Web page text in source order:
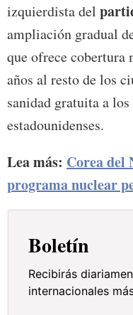
izquierdista del
ampliación gradual
que ofrece cobertura
años al resto de los
sanidad gratuita a
estadounidenses.
Lea más: Corea del
programa nuclear
Boletín
Recibirás
internacionales